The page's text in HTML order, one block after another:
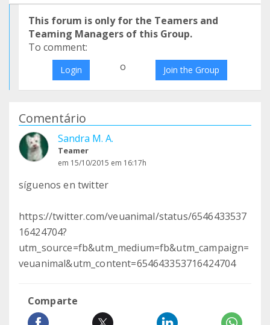
This forum is only for the Teamers and
Teaming Managers of this Group.
To comment:
Login o Join the Group
Comentário
Sandra M. A.
Teamer
em 15/10/2015 em 16:17h
síguenos en twitter
https://twitter.com/veuanimal/status/6546433537
16424704?
utm_source=fb&utm_medium=fb&utm_campaign=
veuanimal&utm_content=654643353716424704
Comparte